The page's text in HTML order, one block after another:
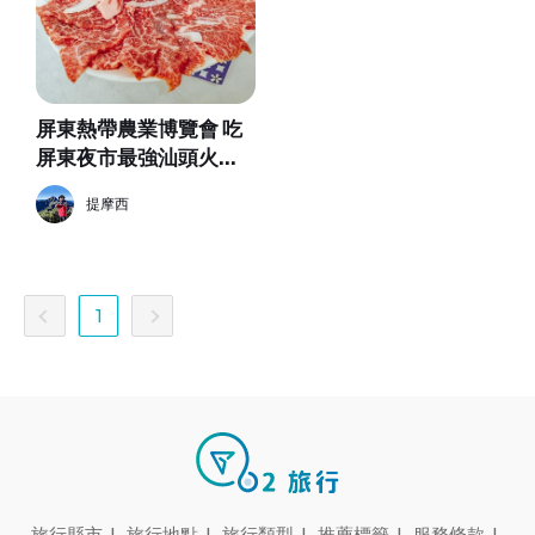
屏東熱帶農業博覽會 吃
屏東夜市最強汕頭火鍋
勝利新村一日遊
提摩西
1